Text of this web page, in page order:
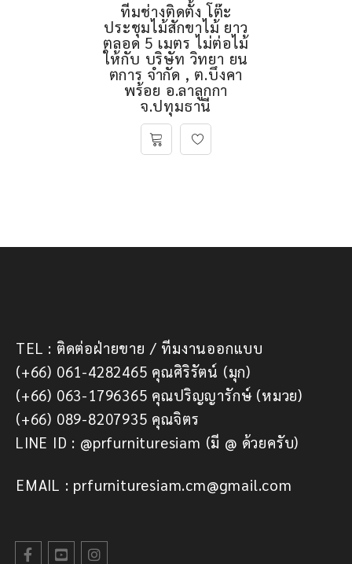
ทีมช่างติดตั้ง โต๊ะ
ประชุมไม้สักขาไม้ ยาว
ตลอด 5 เมตร ไม่ต่อไม้
ให้กับ บริษัท วิทยา ยน
ตการ จำกัด , ต.บึงคา
พร้อย อ.ลาลูกกา
จ.ปทุมธานี
TEL : ติดต่อฝ่ายขาย / ทีมงานออกแบบ
(+66) 061-4282465 คุณศิริรัตน์ (มุก)
(+66) 063-1796365 คุณปริญญารักษ์ (หมวย)
(+66) 089-8207935 คุณจิตร
LINE ID : @prfurnituresiam (มี @ ด้วยครับ)
EMAIL : prfurnituresiam.cm@gmail.com